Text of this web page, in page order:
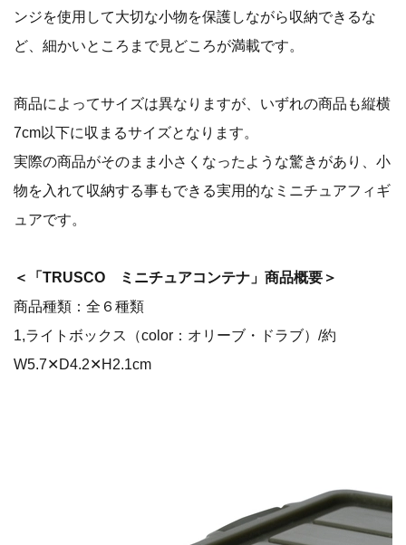
ンジを使用して大切な小物を保護しながら収納できるな
ど、細かいところまで見どころが満載です。
商品によってサイズは異なりますが、いずれの商品も縦横
7cm以下に収まるサイズとなります。
実際の商品がそのまま小さくなったような驚きがあり、小
物を入れて収納する事もできる実用的なミニチュアフィギ
ュアです。
＜「TRUSCO ミニチュアコンテナ」商品概要＞
商品種類：全６種類
1,ライトボックス（color：オリーブ・ドラブ）/約
W5.7✕D4.2✕H2.1cm